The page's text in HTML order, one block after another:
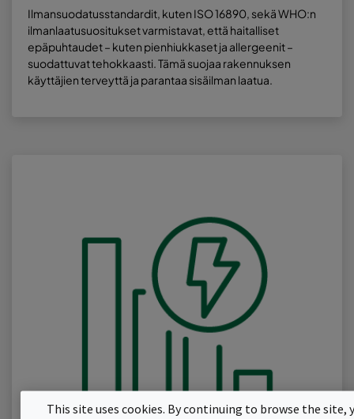
Ilmansuodatusstandardit, kuten ISO 16890, sekä WHO:n
ilmanlaatusuositukset varmistavat, että haitalliset
epäpuhtaudet – kuten pienhiukkaset ja allergeenit –
suodattuvat tehokkaasti. Tämä suojaa rakennuksen
käyttäjien terveyttä ja parantaa sisäilman laatua.
This site uses cookies. By continuing to browse the site,